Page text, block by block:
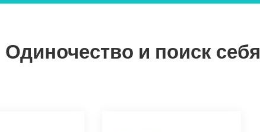
Одиночество и поиск себя